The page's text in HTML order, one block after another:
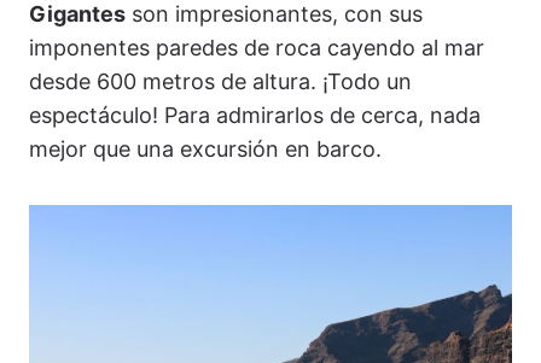
Gigantes son impresionantes, con sus
imponentes paredes de roca cayendo al mar
desde 600 metros de altura. ¡Todo un
espectáculo! Para admirarlos de cerca, nada
mejor que una excursión en barco.